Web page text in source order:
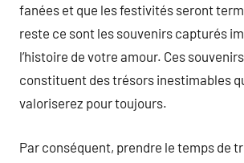
fanées et que les festivités seront
reste ce sont les souvenirs capturés
l’histoire de votre amour. Ces
constituent des trésors inestimables
valoriserez pour toujours.
Par conséquent, prendre le temps de